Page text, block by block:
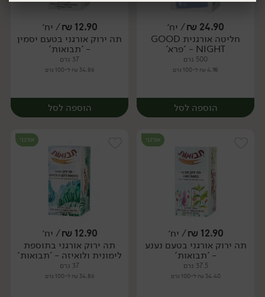
יח׳ יח׳
24.90
₪/ יח׳
חליטה אורגנית GOOD
NIGHT - 'פרא'
500 גרם
4.98 ₪ ל-100 גרם
הוספה לסל
יח׳
12.90
₪/ יח׳
תה ירוק אורגני בטעם יסמין
- 'תבואות'
37 גרם
34.86 ₪ ל-100 גרם
הוספה לסל
יח׳
אורגני
12.90
₪/ יח׳
תה ירוק אורגני בטעם נענע
- 'תבואות'
37.5 גרם
34.40 ₪ ל-100 גרם
אורגני
12.90
₪/ יח׳
תה ירוק אורגני בתוספת
לימונית ולואיזה - 'תבואות'
37 גרם
34.86 ₪ ל-100 גרם
יח׳ יח׳